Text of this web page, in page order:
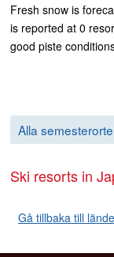
Fresh snow is
is reported at 0
good piste
Alla
Ski resorts in
Gå tillbaka till